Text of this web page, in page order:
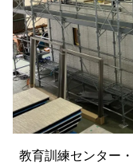
教育訓練センター